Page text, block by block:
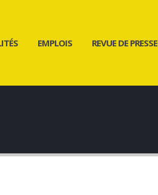
EMPLOIS REVUE DE PRESSE